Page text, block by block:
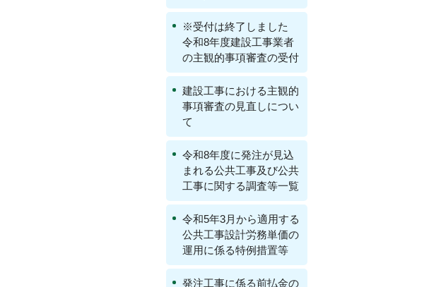
※受付は終了しました
令和8年度建設工事業者
の主観的事項審査の受付
建設工事における主観的
事項審査の見直しについ
て
令和8年度に発注が見込
まれる公共工事及び公共
工事に関する調査等一覧
令和5年3月から適用する
公共工事設計労務単価の
運用に係る特例措置等
発注工事に係る前払金の